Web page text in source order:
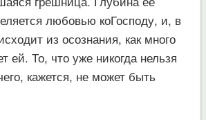
любовью коГосподу, и, в
из осознания, как много
ей. То, что уже никогда нельзя
кажется, не может быть